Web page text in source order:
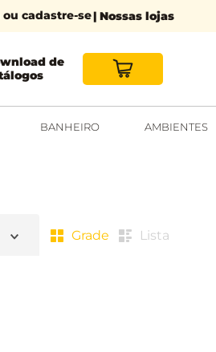
cadastre-se| Nossas lojas
de
BANHEIRO AMBIENTES
Grade Lista